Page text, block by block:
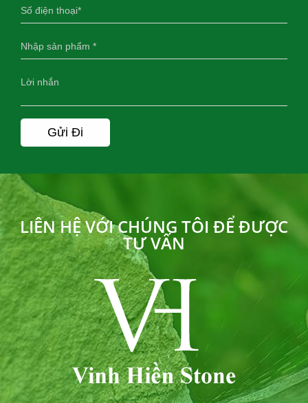
LIÊN HỆ VỚI CHÚNG TÔI ĐỂ ĐƯỢC
TƯ VẤN